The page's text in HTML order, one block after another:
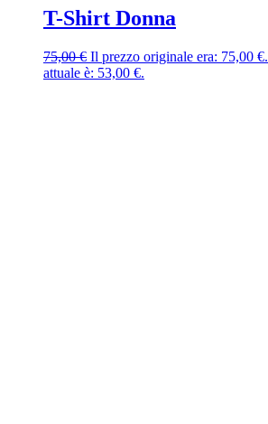
T-Shirt Donna
75,00€ Il prezzo originale era: 75,00 €.
attuale è: 53,00 €.